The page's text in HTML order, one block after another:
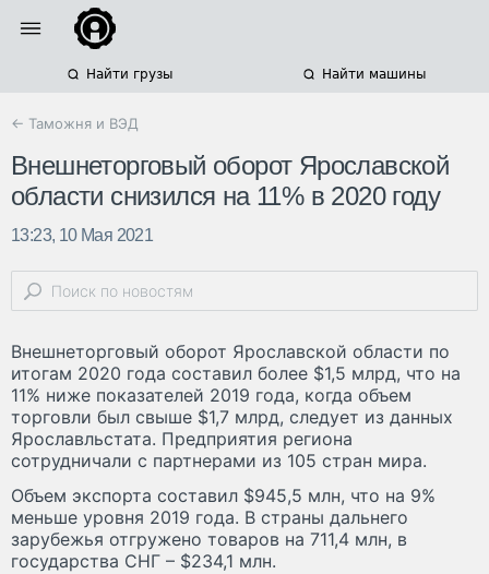
Найти грузы Найти машины
← Таможня и ВЭД
Внешнеторговый оборот Ярославской
области снизился на 11% в 2020 году
13:23, 10 Мая 2021
Внешнеторговый оборот Ярославской области по
итогам 2020 года составил более $1,5 млрд, что на
11% ниже показателей 2019 года, когда объем
торговли был свыше $1,7 млрд, следует из данных
Ярославльстата. Предприятия региона
сотрудничали с партнерами из 105 стран мира.
Объем экспорта составил $945,5 млн, что на 9%
меньше уровня 2019 года. В страны дальнего
зарубежья отгружено товаров на 711,4 млн, в
государства СНГ – $234,1 млн.